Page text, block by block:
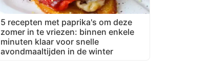
5 recepten met paprika's om deze
zomer in te vriezen: binnen enkele
minuten klaar voor snelle
avondmaaltijden in de winter